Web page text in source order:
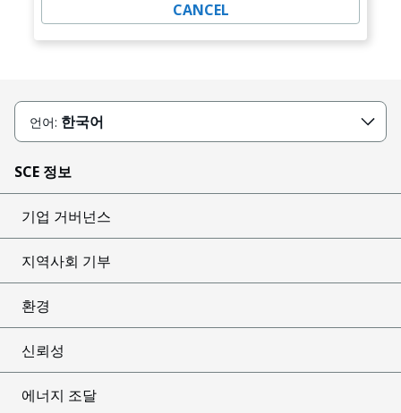
CANCEL
언어: 한국어
SCE 정보
기업 거버넌스
지역사회 기부
환경
신뢰성
에너지 조달